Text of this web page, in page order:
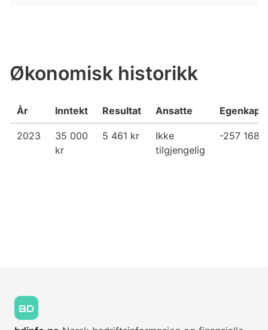
Økonomisk historikk
År Inntekt Resultat Ansatte
2023
35 000
kr
5 461 kr
Ikke
tilgjengelig
-257 168